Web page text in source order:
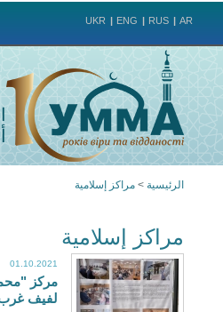
UKR ENG RUS AR
هنا
الرئيسية > مراكز إسلامية
مراكز إسلامية
01.10.2021
مركز
لفيف غرب